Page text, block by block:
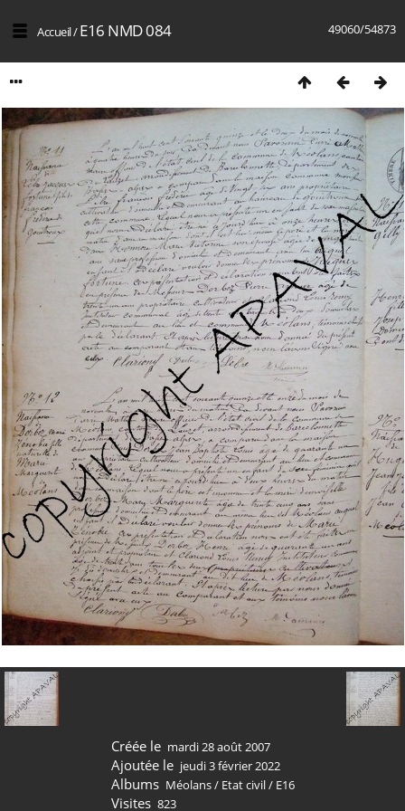
49060/54873
Accueil/E16 NMD 084
Créée le mardi 28 août 2007
Ajoutée le jeudi 3 février 2022
Albums Méolans/ Etat civil/ E16
Visites 823